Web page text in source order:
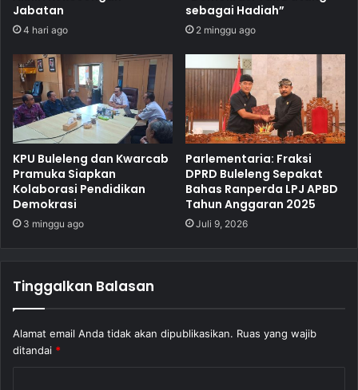
Jabatan
4 hari ago
sebagai Hadiah”
2 minggu ago
KPU Buleleng dan Kwarcab
Pramuka Siapkan
Kolaborasi Pendidikan
Demokrasi
3 minggu ago
Parlementaria: Fraksi
DPRD Buleleng Sepakat
Bahas Ranperda LPJ APBD
Tahun Anggaran 2025
Juli 9, 2026
Tinggalkan Balasan
Alamat email Anda tidak akan dipublikasikan. Ruas yang wajib
ditandai *